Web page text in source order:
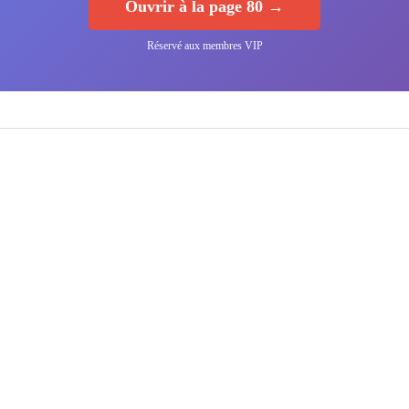
Ouvrir à la page 80 →
Réservé aux membres VIP